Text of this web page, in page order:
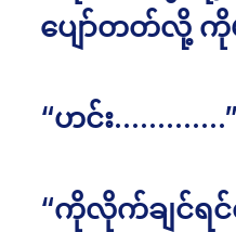
ပျော်တတ်လို့ ကို
“ဟင်း………….”
“ကိုလိုက်ချင်ရ